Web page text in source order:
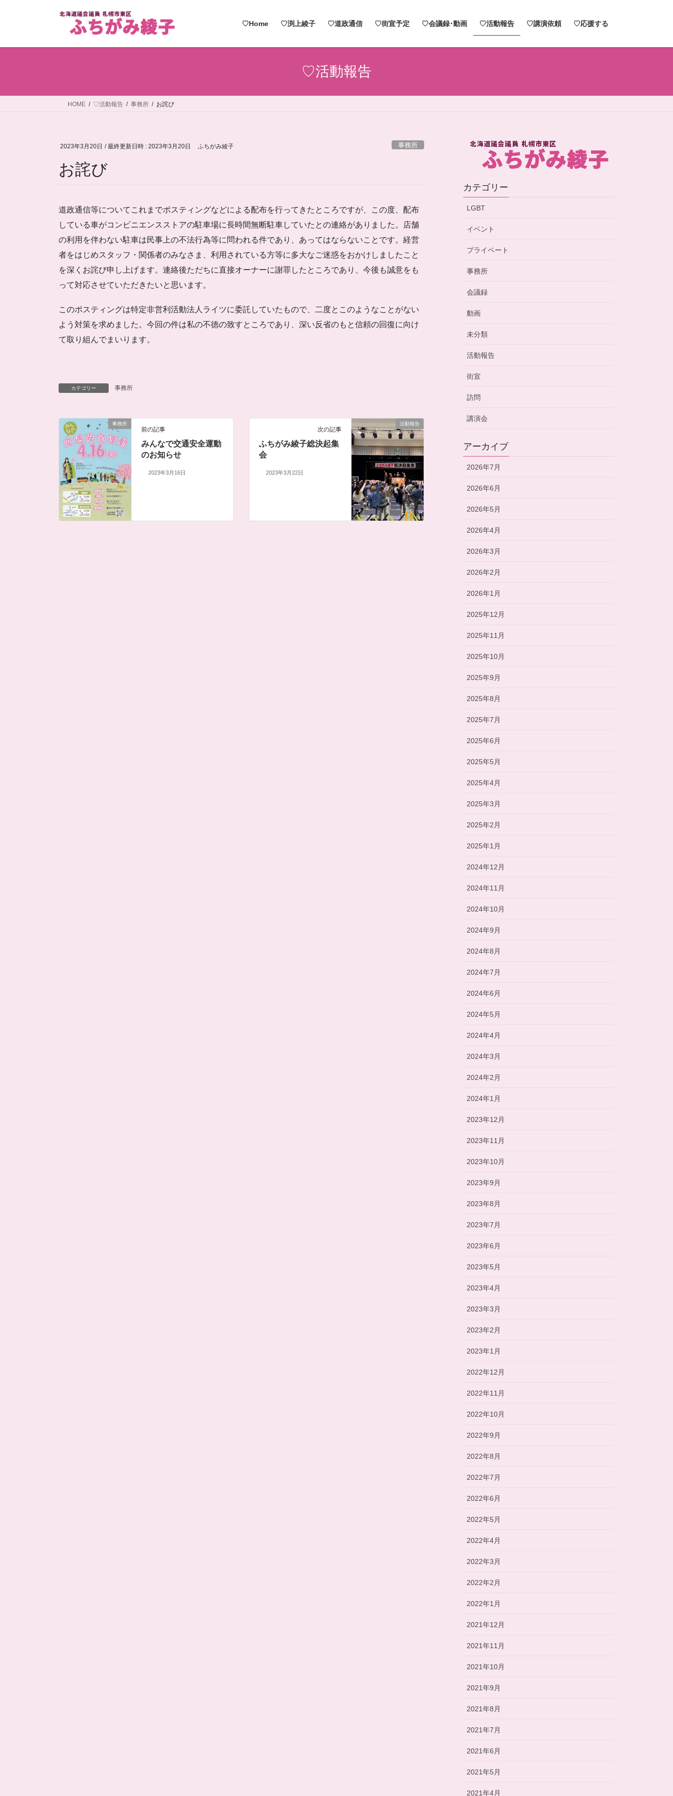
♡Home ♡渕上綾子 ♡道政通信 ♡街宣予定 ♡会議録･動画 ♡活動報告 ♡講演依頼 ♡応援する
♡活動報告
HOME ♡活動報告 事務所 お詫び
2023年3月20日 / 最終更新日時 : 2023年3月20日 ふちがみ綾子 事務所
お詫び
道政通信等についてこれまでポスティングなどによる配布を行ってきたところですが、この度、配布
している車がコンビニエンスストアの駐車場に長時間無断駐車していたとの連絡がありました。店舗
の利用を伴わない駐車は民事上の不法行為等に問われる件であり、あってはならないことです。経営
者をはじめスタッフ・関係者のみなさま、利用されている方等に多大なご迷惑をおかけしましたこと
を深くお詫び申し上げます。連絡後ただちに直接オーナーに謝罪したところであり、今後も誠意をも
って対応させていただきたいと思います。
このポスティングは特定非営利活動法人ライツに委託していたもので、二度とこのようなことがない
よう対策を求めました。今回の件は私の不徳の致すところであり、深い反省のもと信頼の回復に向け
て取り組んでまいります。
カテゴリー 事務所
事務所
前の記事
みんなで交通安全運動
のお知らせ
2023年3月16日
活動報告
次の記事
ふちがみ綾子総決起集
会
2023年3月22日
カテゴリー
LGBT
イベント
プライベート
事務所
会議録
動画
未分類
活動報告
街宣
訪問
講演会
アーカイブ
2026年7月
2026年6月
2026年5月
2026年4月
2026年3月
2026年2月
2026年1月
2025年12月
2025年11月
2025年10月
2025年9月
2025年8月
2025年7月
2025年6月
2025年5月
2025年4月
2025年3月
2025年2月
2025年1月
2024年12月
2024年11月
2024年10月
2024年9月
2024年8月
2024年7月
2024年6月
2024年5月
2024年4月
2024年3月
2024年2月
2024年1月
2023年12月
2023年11月
2023年10月
2023年9月
2023年8月
2023年7月
2023年6月
2023年5月
2023年4月
2023年3月
2023年2月
2023年1月
2022年12月
2022年11月
2022年10月
2022年9月
2022年8月
2022年7月
2022年6月
2022年5月
2022年4月
2022年3月
2022年2月
2022年1月
2021年12月
2021年11月
2021年10月
2021年9月
2021年8月
2021年7月
2021年6月
2021年5月
2021年4月